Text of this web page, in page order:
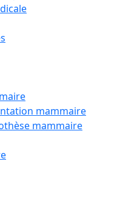
mammaire
mammaire